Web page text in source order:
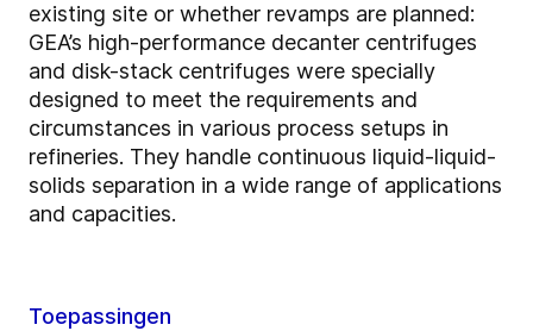
existing site or whether revamps are planned:
GEA’s high-performance decanter centrifuges
and disk-stack centrifuges were specially
designed to meet the requirements and
circumstances in various process setups in
refineries. They handle continuous liquid-liquid-
solids separation in a wide range of applications
and capacities.
Toepassingen